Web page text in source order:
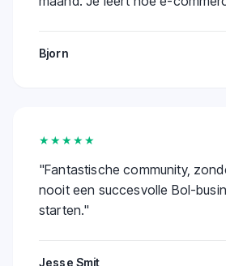
Bjorn
★★★★★
"Fantastische community,
nooit een succesvolle Bol-
starten."
Jesse Smit